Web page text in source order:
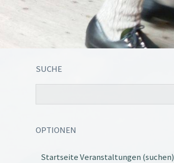
SUCHE
OPTIONEN
Startseite Veranstaltungen (suchen)